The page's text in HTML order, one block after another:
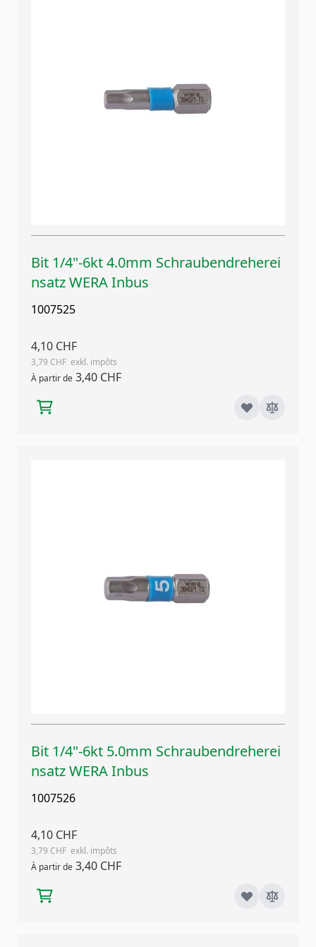
Bit 1/4"-6kt 4.0mm Schraubendreherei
nsatz WERA Inbus
1007525
4,10 CHF
3,79 CHF
À partir de 3,40 CHF
Bit 1/4"-6kt 5.0mm Schraubendreherei
nsatz WERA Inbus
1007526
4,10 CHF
3,79 CHF
À partir de 3,40 CHF